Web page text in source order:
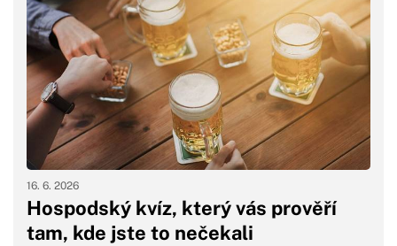
Hospodský kvíz, který vás prověří
tam, kde jste to nečekali
16. 6. 2026